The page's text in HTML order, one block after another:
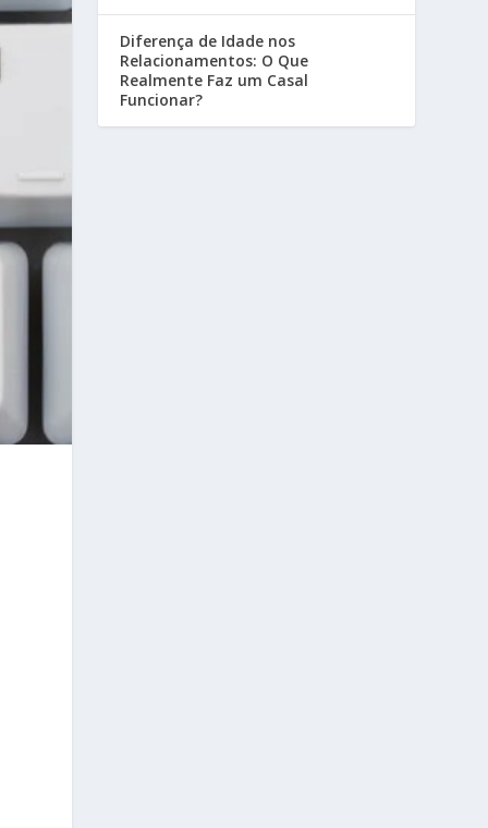
Diferença de Idade nos
Relacionamentos: O Que
Realmente Faz um Casal
Funcionar?